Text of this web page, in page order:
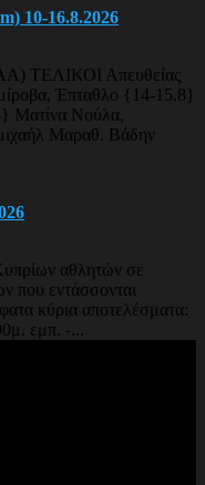
10-16.8.2026
ΤΕΛΙΚΟΙ Απευθείας
Έπταθλο {14-15.8}
Ματίνα Νούλα,
Μαραθ. Βάδην
αθλητών σε
που εντάσσονται
κύρια αποτελέσματα:
εμπ. -...